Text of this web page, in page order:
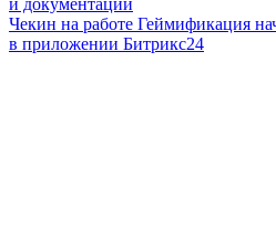
и документации
Чекин на работе Геймификация
в приложении Битрикс24